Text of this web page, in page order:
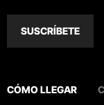
SUSCRÍBETE
CÓMO LLEGAR